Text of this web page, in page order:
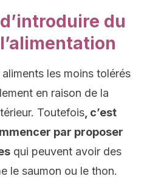
du
aliments les moins tolérés
en raison de la
Toutefois , c’est
par proposer
qui peuvent avoir des
le saumon ou le thon.